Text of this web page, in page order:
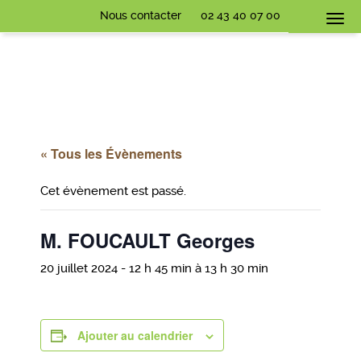
Nous contacter 02 43 40 07 00
« Tous les Évènements
Cet évènement est passé.
M. FOUCAULT Georges
20 juillet 2024 - 12 h 45 min à 13 h 30 min
Ajouter au calendrier